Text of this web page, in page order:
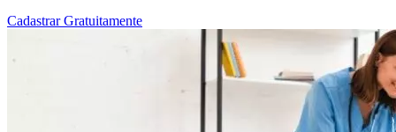
Cadastrar Gratuitamente